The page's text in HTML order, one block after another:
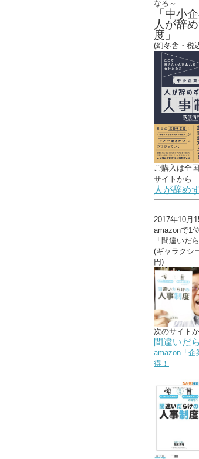
なる～
「中小
人が辞
度」
(幻冬舎・税
ご購入は全
サイトから
人が辞め
2017年10月
amazonで1
「間違いだ
(ギャラクシ
円)
次のサイト
間違いだ
amazon「企
得！